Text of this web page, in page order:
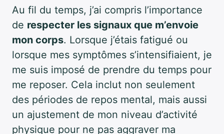
Au fil du temps, j’ai compris l’importance
de respecter les signaux que m’envoie
mon corps. Lorsque j’étais fatigué ou
lorsque mes symptômes s’intensifiaient, je
me suis imposé de prendre du temps pour
me reposer. Cela inclut non seulement
des périodes de repos mental, mais aussi
un ajustement de mon niveau d’activité
physique pour ne pas aggraver ma